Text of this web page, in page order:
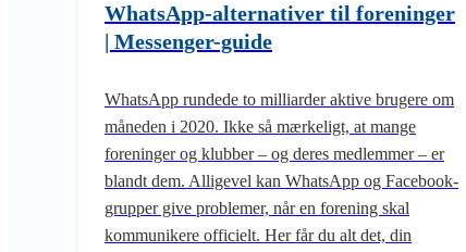
WhatsApp-alternativer til foreninger
| Messenger-guide
WhatsApp rundede to milliarder aktive brugere om
måneden i 2020. Ikke så mærkeligt, at mange
foreninger og klubber – og deres medlemmer – er
blandt dem. Alligevel kan WhatsApp og Facebook-
grupper give problemer, når en forening skal
kommunikere officielt. Her får du alt det, din